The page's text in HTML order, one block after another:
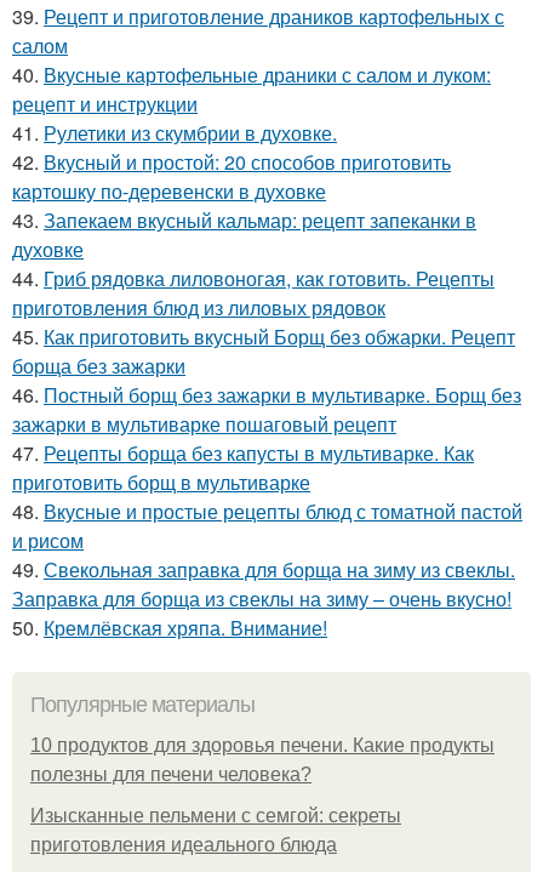
39. Рецепт и приготовление драников картофельных с
салом
40. Вкусные картофельные драники с салом и луком:
рецепт и инструкции
41. Рулетики из скумбрии в духовке.
42. Вкусный и простой: 20 способов приготовить
картошку по-деревенски в духовке
43. Запекаем вкусный кальмар: рецепт запеканки в
духовке
44. Гриб рядовка лиловоногая, как готовить. Рецепты
приготовления блюд из лиловых рядовок
45. Как приготовить вкусный Борщ без обжарки. Рецепт
борща без зажарки
46. Постный борщ без зажарки в мультиварке. Борщ без
зажарки в мультиварке пошаговый рецепт
47. Рецепты борща без капусты в мультиварке. Как
приготовить борщ в мультиварке
48. Вкусные и простые рецепты блюд с томатной пастой
и рисом
49. Свекольная заправка для борща на зиму из свеклы.
Заправка для борща из свеклы на зиму – очень вкусно!
50. Кремлёвская хряпа. Внимание!
Популярные материалы
10 продуктов для здоровья печени. Какие продукты
полезны для печени человека?
Изысканные пельмени с семгой: секреты
приготовления идеального блюда